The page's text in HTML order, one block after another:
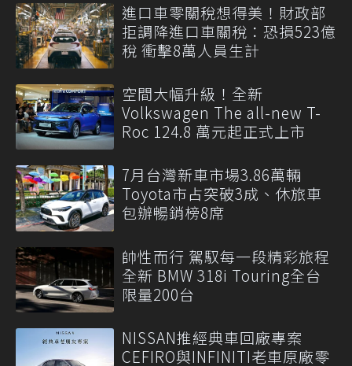
進口車零關稅想得美！財政部
拒調降進口車關稅：恐損523億
稅 衝擊8萬人員生計
空間大幅升級！全新
Volkswagen The all-new T-
Roc 124.8 萬元起正式上市
7月台灣新車市場3.86萬輛
Toyota市占突破3成、休旅車
包辦暢銷榜8席
帥性而行 駕馭每一段精彩旅程
全新 BMW 318i Touring全台
限量200台
NISSAN推經典車回廠專案
CEFIRO與INFINITI老車原廠零